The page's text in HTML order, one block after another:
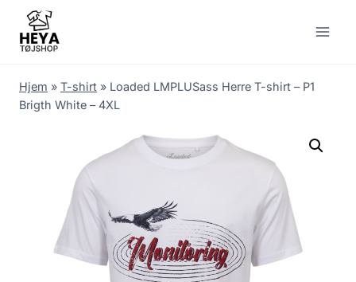
content
Hjem » T-shirt » Loaded LMPLUSass Herre T-shirt – P1
Brigth White – 4XL